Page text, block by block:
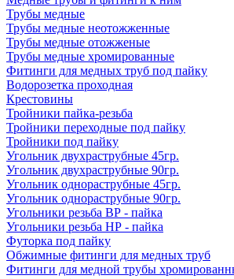
Трубы медные
Трубы медные неотожженные
Трубы медные отожженые
Трубы медные хромированные
Фитинги для медных труб под пайку
Водорозетка проходная
Крестовины
Тройники пайка-резьба
Тройники переходные под пайку
Тройники под пайку
Угольник двухраструбные 45гр.
Угольник двухраструбные 90гр.
Угольник однораструбные 45гр.
Угольник однораструбные 90гр.
Угольники резьба ВР - пайка
Угольники резьба НР - пайка
Футорка под пайку
Обжимные фитинги для медных труб
Фитинги для медной трубы